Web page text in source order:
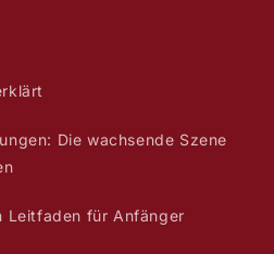
Die wachsende Szene
Leitfaden für Anfänger